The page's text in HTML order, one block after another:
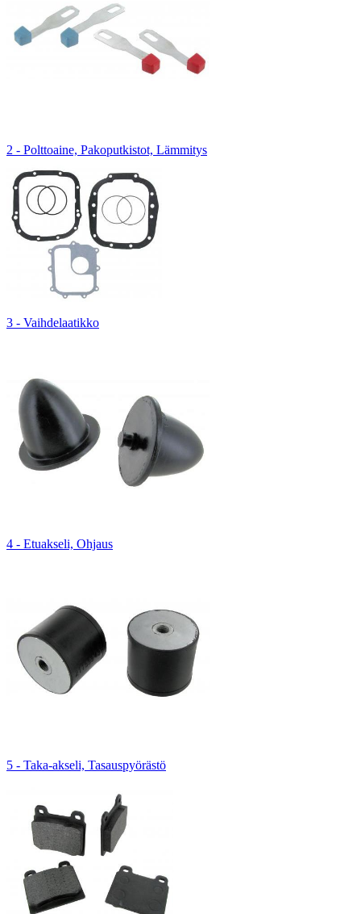
2 - Polttoaine, Pakoputkistot, Lämmitys
3 - Vaihdelaatikko
4 - Etuakseli, Ohjaus
5 - Taka-akseli, Tasauspyörästö